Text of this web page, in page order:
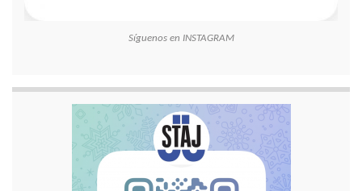
Síguenos en INSTAGRAM